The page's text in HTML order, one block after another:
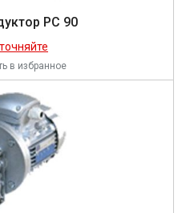
PC 90
в избранное